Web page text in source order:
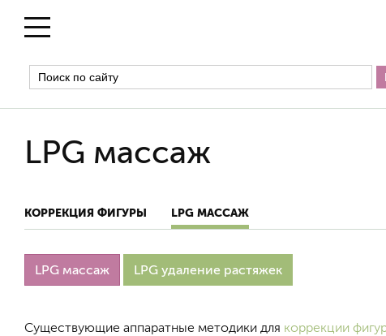
LPG массаж
КОРРЕКЦИЯ ФИГУРЫ LPG МАССАЖ
LPG массаж LPG удаление растяжек
Существующие аппаратные методики для коррекции